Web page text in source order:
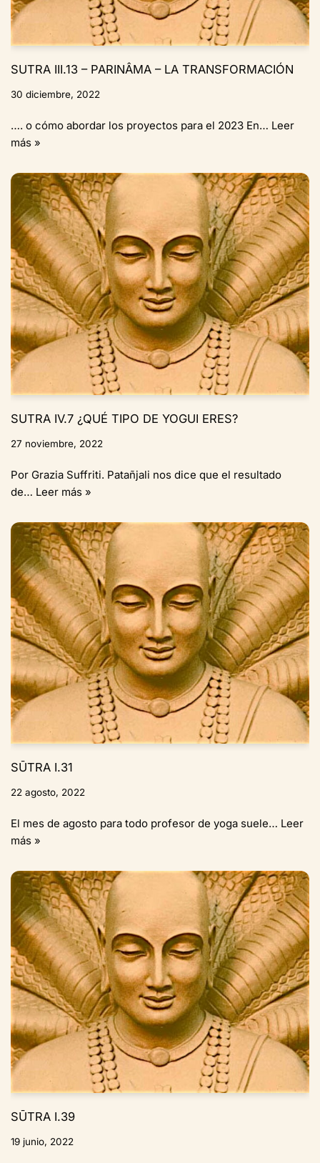
SUTRA III.13 – PARINÂMA – LA TRANSFORMACIÓN
30 diciembre, 2022
…. o cómo abordar los proyectos para el 2023 En… Leer
más »
SUTRA IV.7 ¿QUÉ TIPO DE YOGUI ERES?
27 noviembre, 2022
Por Grazia Suffriti. Patañjali nos dice que el resultado
de… Leer más »
SŪTRA I.31
22 agosto, 2022
El mes de agosto para todo profesor de yoga suele… Leer
más »
SŪTRA I.39
19 junio, 2022